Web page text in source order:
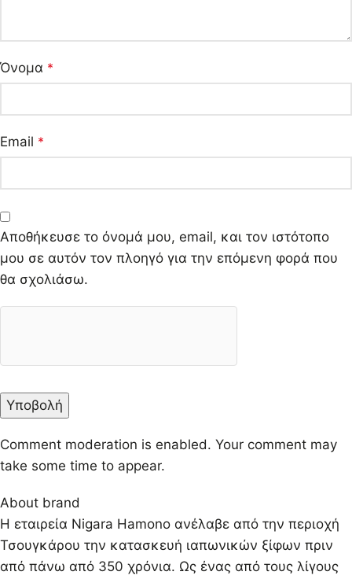
Όνομα *
Email *
Αποθήκευσε το όνομά μου, email, και τον ιστότοπο
μου σε αυτόν τον πλοηγό για την επόμενη φορά που
θα σχολιάσω.
Comment moderation is enabled. Your comment may
take some time to appear.
About brand
Η εταιρεία Nigara Hamono ανέλαβε από την περιοχή
Τσουγκάρου την κατασκευή ιαπωνικών ξίφων πριν
από πάνω από 350 χρόνια. Ως ένας από τους λίγους